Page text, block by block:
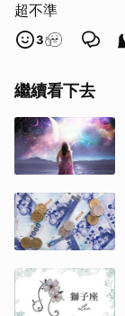
超不準
3
繼續看下去